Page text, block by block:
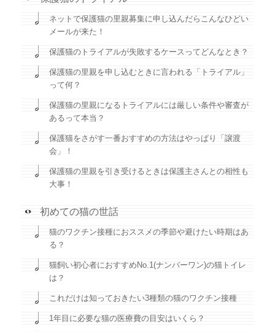
ネットで保護猫の里親募集に申し込んだらこんなひどい
メールが来た！
保護猫のトライアルが失敗するケースってどんなとき？
保護猫の里親を申し込むときに言われる「トライアル」
って何？
保護猫の里親になるトライアルには厳しい条件や審査が
あるって本当？
保護猫をさがす一番おすすめの方法はやっぱり「譲渡
会」！
保護猫の里親を引き受けるときは保護主さんとの相性も
大事！
初めての猫の世話
猫のワクチン接種におススメの季節や避けたい時期はあ
る？
猫飼い初心者におすすめNo.1(ナンバーワン)の猫トイレ
は？
これだけは知っておきたい3種類の猫のワクチン接種
1年目に必要な猫の医療費の目安はいくら？